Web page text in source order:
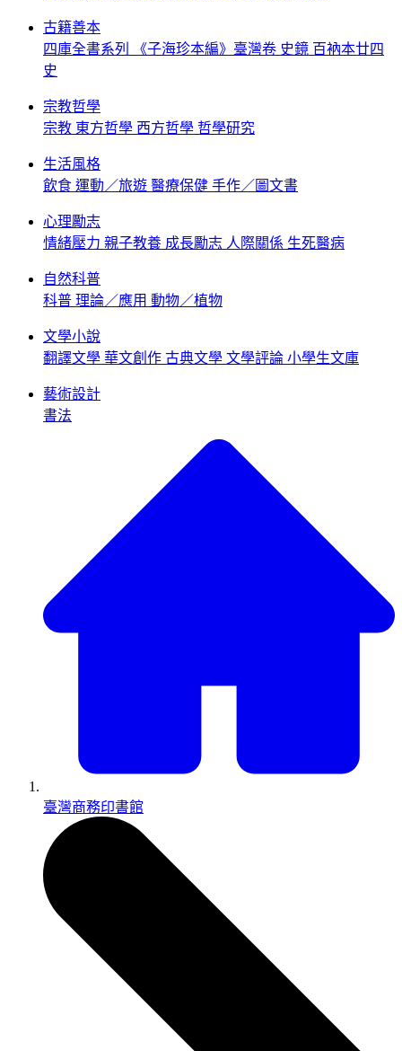
古籍善本
四庫全書系列
《子海珍本編》臺灣卷 史鏡 百衲本廿四
史
宗教哲學
宗教 東方哲學 西方哲學 哲學研究
生活風格
飲食 運動／旅遊 醫療保健 手作／圖文書
心理勵志
情緒壓力 親子教養 成長勵志 人際關係 生死醫病
自然科普
科普 理論／應用 動物／植物
文學小說
翻譯文學 華文創作 古典文學 文學評論 小學生文庫
藝術設計
書法
臺灣商務印書館